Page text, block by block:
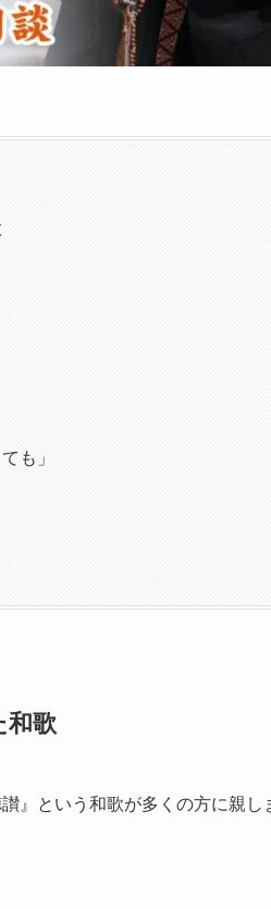
も」
和歌
』という和歌が多くの方に親し